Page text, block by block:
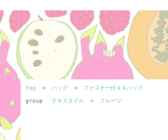
top > バッグ >
ファスナー付Ａ４バッグ
group
テキスタイル > フルーツ